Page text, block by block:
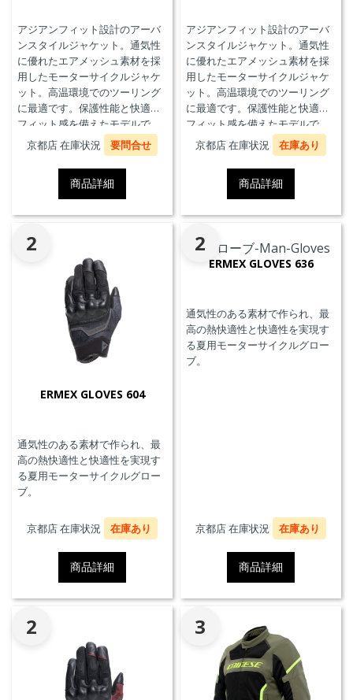
アジアンフィット設計のアーバ
ンスタイルジャケット。通気性
に優れたエアメッシュ素材を採
用したモーターサイクルジャケ
ット。高温環境でのツーリング
に最適です。保護性能と快適な
フィット感を備えたモデルで
す。
京都店 在庫状況 要問合せ
商品詳細
アジアンフィット設計のアーバ
ンスタイルジャケット。通気性
に優れたエアメッシュ素材を採
用したモーターサイクルジャケ
ット。高温環境でのツーリング
に最適です。保護性能と快適な
フィット感を備えたモデルで
す。
京都店 在庫状況 在庫あり
商品詳細
2
ERMEX GLOVES 604
通気性のある素材で作られ、最
高の熱快適性と快適性を実現す
る夏用モーターサイクルグロー
ブ。
京都店 在庫状況 在庫あり
商品詳細
2
ERMEX GLOVES 636
通気性のある素材で作られ、最
高の熱快適性と快適性を実現す
る夏用モーターサイクルグロー
ブ。
京都店 在庫状況 在庫あり
商品詳細
2 3